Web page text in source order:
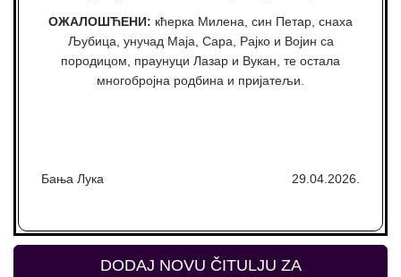
ОЖАЛОШЋЕНИ: кћерка Милена, син Петар, снаха
Љубица, унучад Маја, Сара, Рајко и Војин са
породицом, праунуци Лазар и Вукан, те остала
многобројна родбина и пријатељи.
Бања Лука 29.04.2026.
DODAJ NOVU ČITULJU ZA